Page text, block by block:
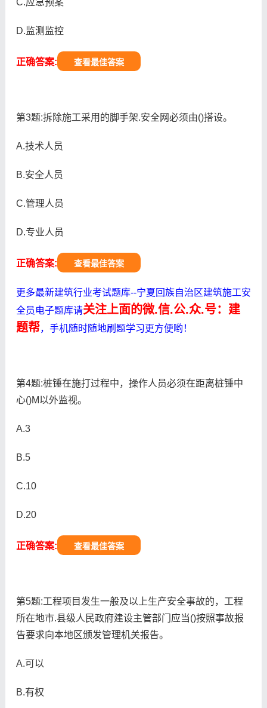
C.应急预案
D.监测监控
正确答案: 查看最佳答案
第3题:拆除施工采用的脚手架.安全网必须由()搭设。
A.技术人员
B.安全人员
C.管理人员
D.专业人员
正确答案: 查看最佳答案
更多最新建筑行业考试题库--宁夏回族自治区建筑施工安
全员电子题库请关注上面的微.信.公.众.号：建
题帮，手机随时随地刷题学习更方便哟！
第4题:桩锤在施打过程中，操作人员必须在距离桩锤中
心()M以外监视。
A.3
B.5
C.10
D.20
正确答案: 查看最佳答案
第5题:工程项目发生一般及以上生产安全事故的，工程
所在地市.县级人民政府建设主管部门应当()按照事故报
告要求向本地区颁发管理机关报告。
A.可以
B.有权